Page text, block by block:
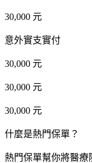
30,000 元
意外實支實付
30,000 元
30,000 元
30,000 元
什麼是熱門保單？
熱門保單幫你將醫